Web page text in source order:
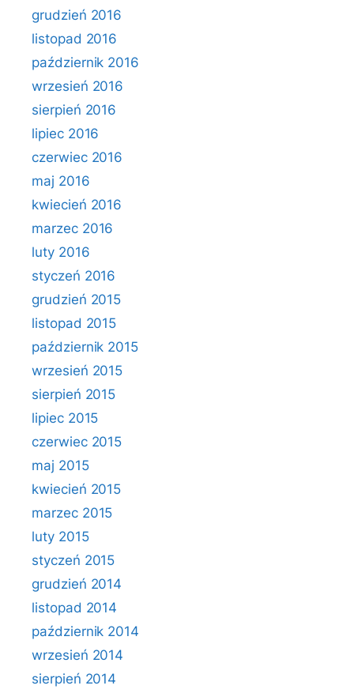
grudzień 2016
listopad 2016
październik 2016
wrzesień 2016
sierpień 2016
lipiec 2016
czerwiec 2016
maj 2016
kwiecień 2016
marzec 2016
luty 2016
styczeń 2016
grudzień 2015
listopad 2015
październik 2015
wrzesień 2015
sierpień 2015
lipiec 2015
czerwiec 2015
maj 2015
kwiecień 2015
marzec 2015
luty 2015
styczeń 2015
grudzień 2014
listopad 2014
październik 2014
wrzesień 2014
sierpień 2014